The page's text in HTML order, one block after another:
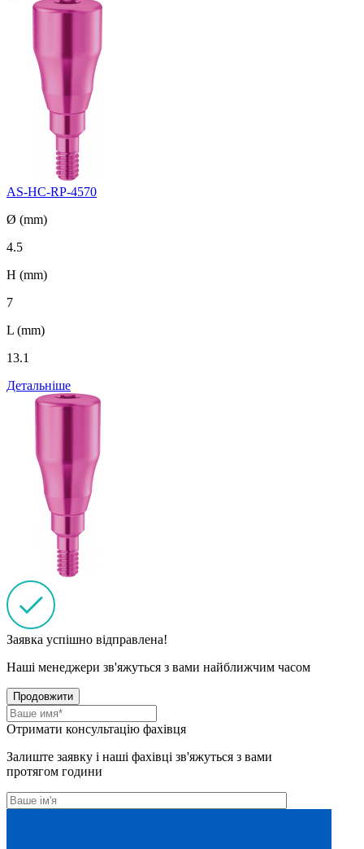
AS-HC-RP-4570
Ø (mm)
4.5
H (mm)
7
L (mm)
13.1
Детальніше
Заявка успішно відправлена!
Наші менеджери зв'яжуться з вами найближчим часом
Продовжити
Отримати консультацію фахівця
Залиште заявку і наші фахівці зв'яжуться з вами
протягом години